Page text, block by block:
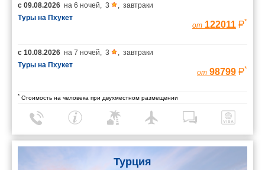
с 09.08.2026 на 6 ночей 3
завтраки
Туры на Пхукет
от 122011 *
с 10.08.2026 на 7 ночей 3
завтраки
Туры на Пхукет
от 98799 *
* Стоимость на человека при двухместном размещении
Турция